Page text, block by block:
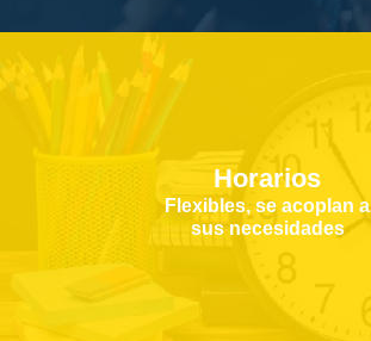
Horarios
Flexibles, se acoplan a
sus necesidades